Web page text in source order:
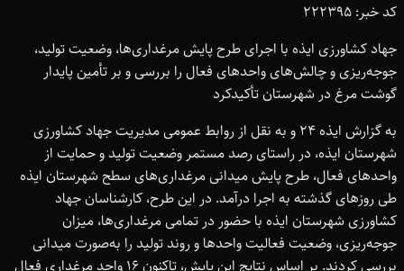
کد خبر: 222395
جهاد کشاورزی ایذه با اجرای طرح پایش مرغداری‌ها، وضعیت تولید،
جوجه‌ریزی و چالش‌های واحدهای فعال را بررسی و بر تأمین پایدار
گوشت مرغ در شهرستان تأکیدکرد
به گزارش ایذه 24 و به نقل از روابط عمومی مدیریت جهاد کشاورزی
شهرستان ایذه، در راستای رصد مستمر وضعیت تولید و حمایت از
واحدهای فعال، طرح پایش میدانی مرغداری‌های سطح شهرستان ایذه
طی روزهای گذشته به اجرا درآمد. در این طرح، کارشناسان جهاد
کشاورزی شهرستان ایذه با حضور در تمامی مرغداری‌ها، میزان
جوجه‌ریزی، وضعیت فعالیت واحدها و روند تولید را به‌صورت میدانی
بررسی کردند. بر اساس نتایج این پایش، تاکنون 16 واحد مرغداری فعال